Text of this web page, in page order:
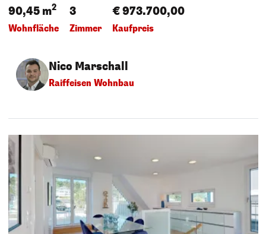
90,45 m2
Wohnfläche
3
Zimmer
€ 973.700,00
Kaufpreis
Nico Marschall
Raiffeisen Wohnbau